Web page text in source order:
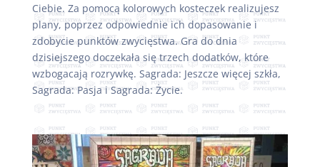
Ciebie. Za pomocą kolorowych kosteczek realizujesz
plany, poprzez odpowiednie ich dopasowanie i
zdobycie punktów zwycięstwa. Gra do dnia
dzisiejszego doczekała się trzech dodatków, które
wzbogacają rozrywkę. Sagrada: Jeszcze więcej szkła,
Sagrada: Pasja i Sagrada: Życie.